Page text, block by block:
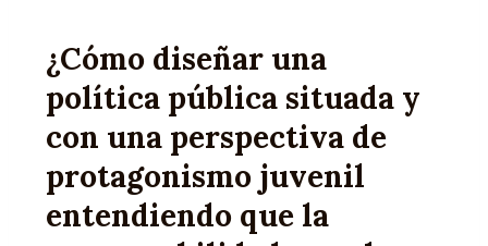
¿Cómo diseñar una
política pública situada y
con una perspectiva de
protagonismo juvenil
entendiendo que la